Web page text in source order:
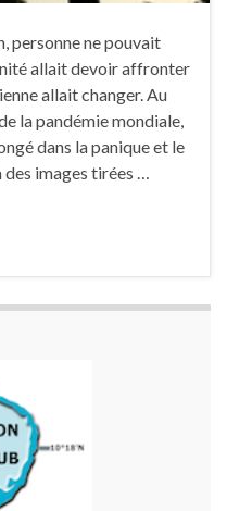
personne ne pouvait
allait devoir affronter
allait changer. Au
la pandémie mondiale,
dans la panique et le
images tirées …